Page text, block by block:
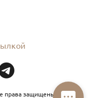
права защищены.